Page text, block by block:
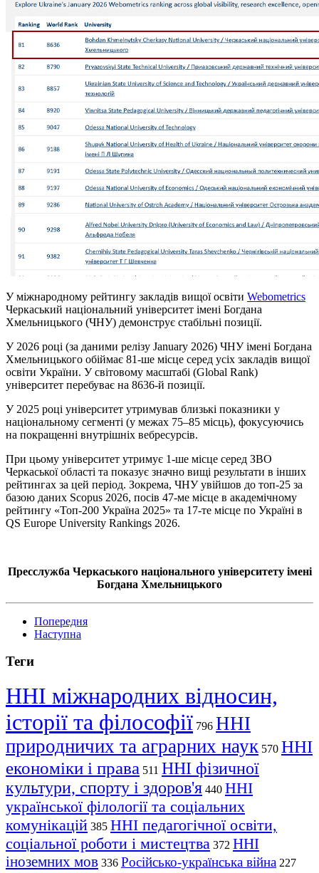
У міжнародному рейтингу закладів вищої освіти Webometrics
Черкаський національний університет імені Богдана
Хмельницького (ЧНУ) демонструє стабільні позиції.
У 2026 році (за даними релізу January 2026) ЧНУ імені Богдана
Хмельницького обіймає 81-ше місце серед усіх закладів вищої
освіти України. У світовому масштабі (Global Rank)
університет перебуває на 8636-й позиції.
У 2025 році університет утримував близькі показники у
національному сегменті (у межах 75–85 місць), фокусуючись
на покращенні внутрішніх вебресурсів.
При цьому університет утримує 1-ше місце серед ЗВО
Черкаської області та показує значно вищі результати в інших
рейтингах за цей період. Зокрема, ЧНУ увійшов до топ-25 за
базою даних Scopus 2026, посів 47-ме місце в академічному
рейтингу «Топ-200 Україна 2025» та 17-те місце по Україні в
QS Europe University Rankings 2026.
Пресслужба Черкаського національного університету імені
Богдана Хмельницького
Попередня
Наступна
Теги
ННІ міжнародних відносин,
історії та філософії 796 ННІ
природничих та аграрних наук 570 ННІ
економіки і права 511 ННІ фізичної
культури, спорту і здоров'я 440 ННІ
української філології та соціальних
комунікацій 385 ННІ педагогічної освіти,
соціальної роботи і мистецтва 372 ННІ
іноземних мов 336 Російсько-українська війна 227